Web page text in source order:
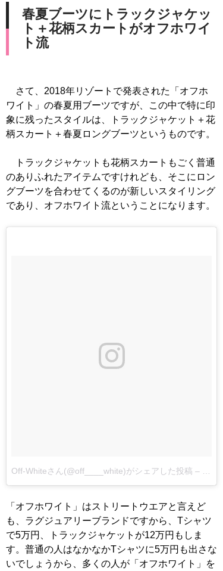
春夏ブーツにトラックジャケッ
ト＋花柄スカートがオフホワイ
ト流
さて、2018年リゾートで発表された「オフホ
ワイト」の春夏用ブーツですが、この中で特に印
象に残ったスタイルは、トラックジャケット＋花
柄スカート＋春夏ロングブーツというものです。
トラックジャケットも花柄スカートもごく普通
のありふれたアイテムですけれども、そこにロン
グブーツを合わせてくるのが新しいスタイリング
であり、オフホワイト流ということになります。
Off-Whiteさん(@off____white)がシェアした投稿 –
「オフホワイト」はストリートウエアと言えど
も、ラグジュアリーブランドですから、Tシャツ
で5万円、トラックジャケットが12万円もしま
す。普通の人はなかなかTシャツに5万円も出さな
いでしょうから、多くの人が「オフホワイト」を